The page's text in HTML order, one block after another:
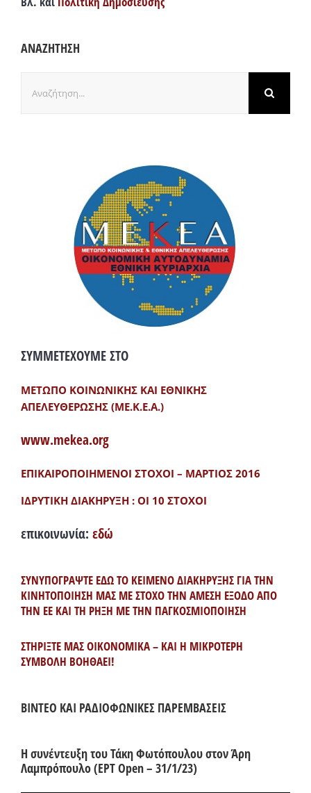
ΑΝΑΖΗΤΗΣΗ
για:
ΣΥΜΜΕΤΕΧΟΥΜΕ ΣΤΟ
ΜΕΤΩΠΟ ΚΟΙΝΩΝΙΚΗΣ ΚΑΙ ΕΘΝΙΚΗΣ
ΑΠΕΛΕΥΘΕΡΩΣΗΣ (ΜΕ.Κ.Ε.Α.)
www.mekea.org
ΕΠΙΚΑΙΡΟΠΟΙΗΜΕΝΟΙ ΣΤΟΧΟΙ – ΜΑΡΤΙΟΣ 2016
ΙΔΡΥΤΙΚΗ ΔΙΑΚΗΡΥΞΗ : ΟΙ 10 ΣΤΟΧΟΙ
επικοινωνία: εδώ
ΣΥΝΥΠΟΓΡΑΨΤΕ ΕΔΩ ΤΟ ΚΕΙΜΕΝΟ ΔΙΑΚΗΡΥΞΗΣ ΓΙΑ ΤΗΝ
ΚΙΝΗΤΟΠΟΙΗΣΗ ΜΑΣ ΜΕ ΣΤΟΧΟ ΤΗΝ ΑΜΕΣΗ ΕΞΟΔΟ ΑΠΟ
ΤΗΝ ΕΕ ΚΑΙ ΤΗ ΡΗΞΗ ΜΕ ΤΗΝ ΠΑΓΚΟΣΜΙΟΠΟΙΗΣΗ
ΣΤΗΡΙΞΤΕ ΜΑΣ ΟΙΚΟΝΟΜΙΚΑ – ΚΑΙ Η ΜΙΚΡΟΤΕΡΗ
ΣΥΜΒΟΛΗ ΒΟΗΘΑΕΙ!
ΒΙΝΤΕΟ ΚΑΙ ΡΑΔΙΟΦΩΝΙΚΕΣ ΠΑΡΕΜΒΑΣΕΙΣ
Η συνέντευξη του Τάκη Φωτόπουλου στον Άρη
Λαμπρόπουλο (ΕΡΤ Open – 31/1/23)